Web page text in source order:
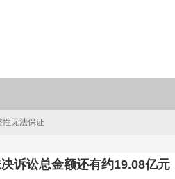
性无法保证
诉讼总金额还有约19.08亿